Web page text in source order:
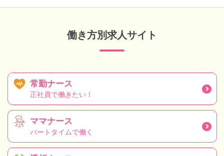
働き方別求人サイト
常勤ナース
正社員で働きたい！
ママナース
パートタイムで働く